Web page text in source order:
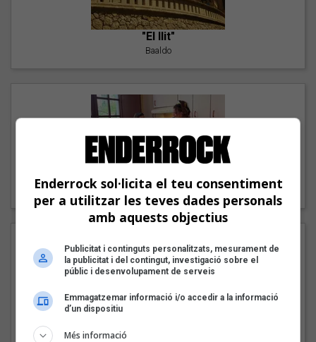
"El llit"
Baaldo
"Lo bueno y lo malo"
Carmen y María
Pep Álvarez amb Joan Muntaner (Xanguito)
Enderrock sol·licita el teu consentiment
per a utilitzar les teves dades personals
amb aquests objectius
Publicitat i continguts personalitzats, mesurament de
la publicitat i del contingut, investigació sobre el
públic i desenvolupament de serveis
Emmagatzemar informació i/o accedir a la informació
d’un dispositiu
Més informació